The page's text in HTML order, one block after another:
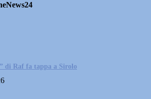
di Raf fa tappa a Sirolo